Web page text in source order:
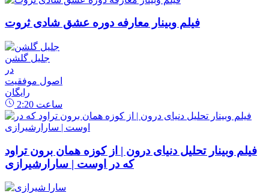
فیلم وبینار معارفه دوره عشق شادی ثروت
جلیل گلشن
در
اصول موفقیت
رایگان
2:20 ساعت
فیلم وبینار تحلیل دنیای درون | از کوزه همان برون تراود
که در اوست | سارارشیرازی